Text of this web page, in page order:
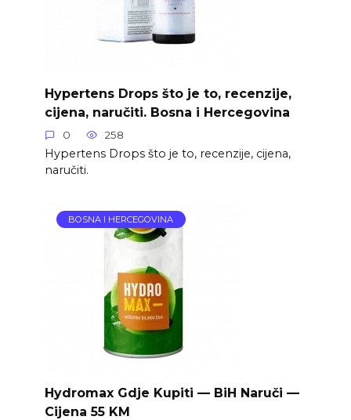
Hypertens Drops što je to, recenzije,
cijena, naručiti. Bosna i Hercegovina
0 258
Hypertens Drops što je to, recenzije, cijena,
naručiti.
BOSNA I HERCEGOVINA
Hydromax Gdje Kupiti — BiH Naruči —
Cijena 55 KM